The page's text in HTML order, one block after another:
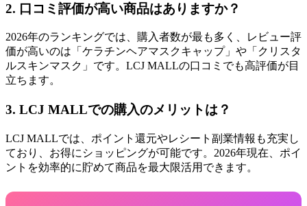
2. 口コミ評価が高い商品はありますか？
2026年のランキングでは、購入者数が最も多く、レビュー評
価が高いのは「ケラチンヘアマスクキャップ」や「クリスタ
ルスキンマスク」です。LCJ MALLの口コミでも高評価が目
立ちます。
3. LCJ MALLでの購入のメリットは？
LCJ MALLでは、ポイント還元やレシート副業情報も充実し
ており、お得にショッピングが可能です。2026年現在、ポイ
ントを効率的に貯めて商品を最大限活用できます。